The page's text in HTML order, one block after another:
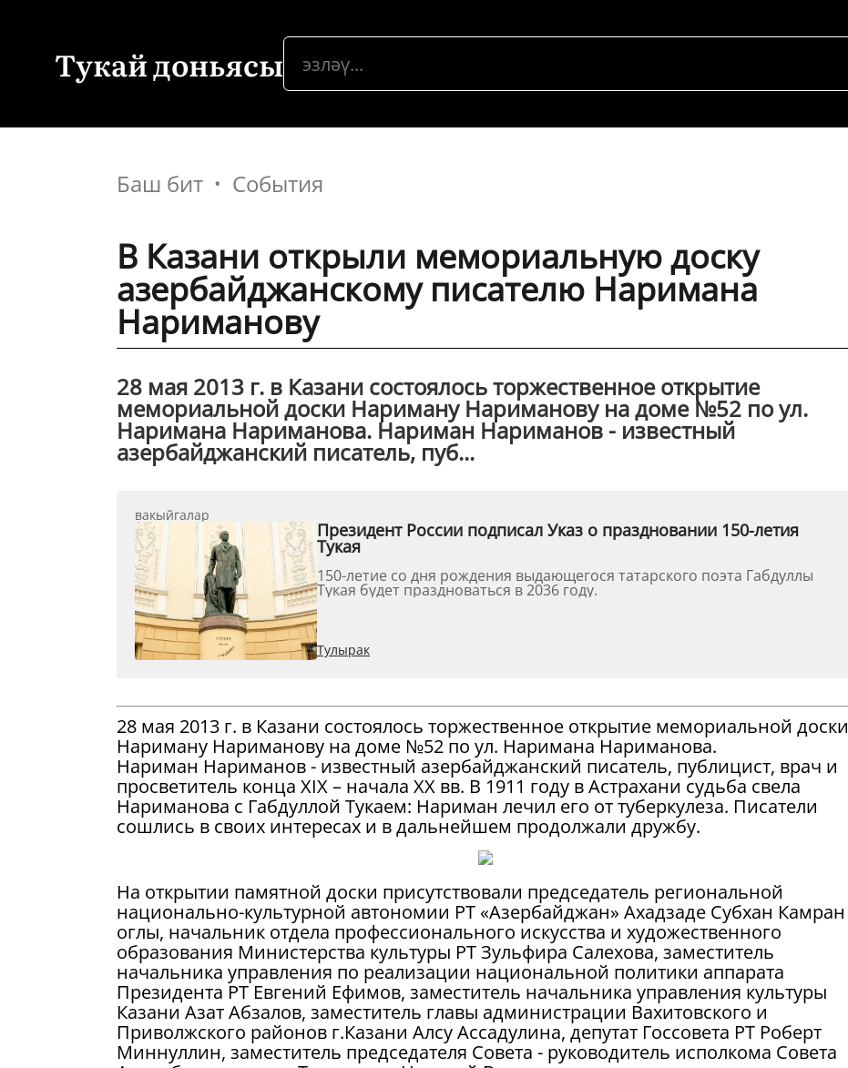
Тукай доньясы
Баш бит События
В Казани открыли мемориальную доску
азербайджанскому писателю Наримана
Нариманову
28 мая 2013 г. в Казани состоялось торжественное открытие
мемориальной доски Нариману Нариманову на доме №52 по ул.
Наримана Нариманова. Нариман Нариманов - известный
азербайджанский писатель, пуб...
вакыйгалар
Президент России подписал Указ о праздновании 150-летия
Тукая
150-летие со дня рождения выдающегося татарского поэта Габдуллы
Тукая будет праздноваться в 2036 году.
Тулырак
28 мая 2013 г. в Казани состоялось торжественное открытие мемориальной доски
Нариману Нариманову на доме №52 по ул. Наримана Нариманова.
Нариман Нариманов - известный азербайджанский писатель, публицист, врач и
просветитель конца XIX – начала XX вв. В 1911 году в Астрахани судьба свела
Нариманова с Габдуллой Тукаем: Нариман лечил его от туберкулеза. Писатели
сошлись в своих интересах и в дальнейшем продолжали дружбу.
На открытии памятной доски присутствовали председатель региональной
национально-культурной автономии РТ «Азербайджан» Ахадзаде Субхан Камран
оглы, начальник отдела профессионального искусства и художественного
образования Министерства культуры РТ Зульфира Салехова, заместитель
начальника управления по реализации национальной политики аппарата
Президента РТ Евгений Ефимов, заместитель начальника управления культуры
Казани Азат Абзалов, заместитель главы администрации Вахитовского и
Приволжского районов г.Казани Алсу Ассадулина, депутат Госсовета РТ Роберт
Миннуллин, заместитель председателя Совета - руководитель исполкома Совета